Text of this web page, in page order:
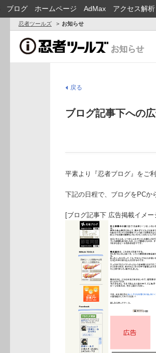
ブログ ホームページ AdMax アクセス解析
忍者ツールズ お知らせ
戻る
ブログ記事下への
平素より『忍者ブログ』をご
下記の日程で、ブログをPCか
[ブログ記事下 広告掲載イメー